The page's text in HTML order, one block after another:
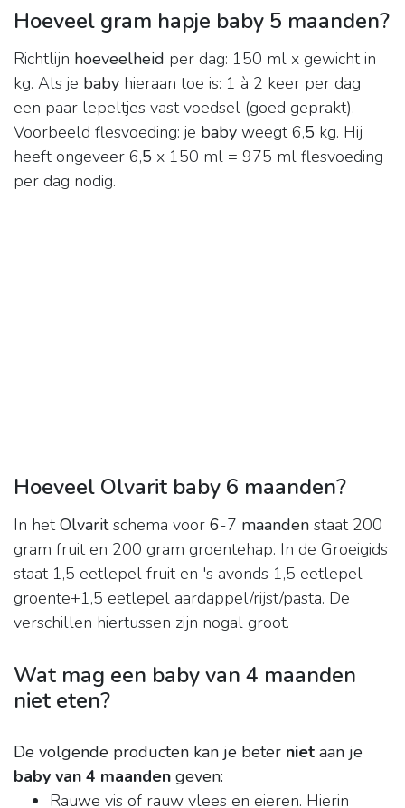
Hoeveel gram hapje baby 5 maanden?
Richtlijn hoeveelheid per dag: 150 ml x gewicht in
kg. Als je baby hieraan toe is: 1 à 2 keer per dag
een paar lepeltjes vast voedsel (goed geprakt).
Voorbeeld flesvoeding: je baby weegt 6,5 kg. Hij
heeft ongeveer 6,5 x 150 ml = 975 ml flesvoeding
per dag nodig.
Hoeveel Olvarit baby 6 maanden?
In hetOlvaritschema voor 6-7 maanden staat 200
gram fruit en 200 gram groentehap. In de Groeigids
staat 1,5 eetlepel fruit en 's avonds 1,5 eetlepel
groente+1,5 eetlepel aardappel/rijst/pasta. De
verschillen hiertussen zijn nogal groot.
Wat mag een baby van 4 maanden
niet eten?
De volgende producten kan je beter niet aan je
baby van 4 maanden geven:
Rauwe vis of rauw vlees en eieren. Hierin